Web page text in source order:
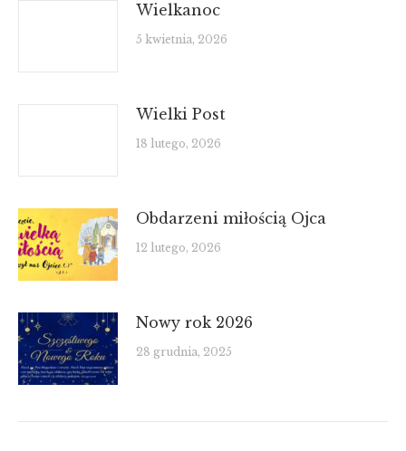
Wielkanoc
5 kwietnia, 2026
Wielki Post
18 lutego, 2026
Obdarzeni miłością Ojca
12 lutego, 2026
Nowy rok 2026
28 grudnia, 2025